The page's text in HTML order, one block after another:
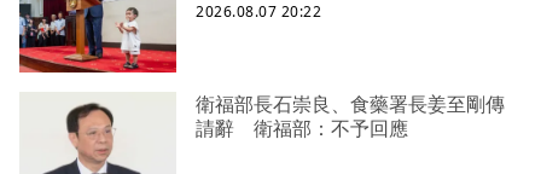
2026.08.07 20:22
衛福部長石崇良、食藥署長姜至剛傳
請辭 衛福部：不予回應